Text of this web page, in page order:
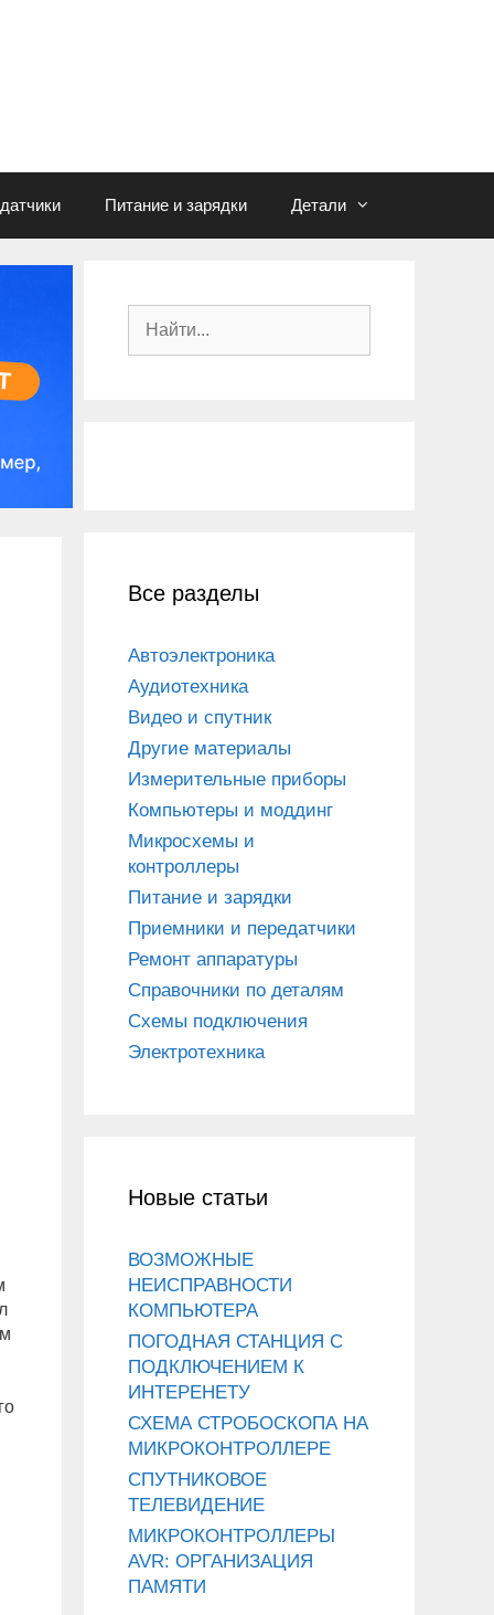
Питание и зарядки Детали
Все разделы
Автоэлектроника
Аудиотехника
Видео и спутник
Другие материалы
Измерительные приборы
Компьютеры и моддинг
Микросхемы и
контроллеры
Питание и зарядки
Приемники и передатчики
Ремонт аппаратуры
Справочники по деталям
Схемы подключения
Электротехника
Новые статьи
ВОЗМОЖНЫЕ
НЕИСПРАВНОСТИ
КОМПЬЮТЕРА
ПОГОДНАЯ СТАНЦИЯ С
ПОДКЛЮЧЕНИЕМ К
ИНТЕРЕНЕТУ
СХЕМА СТРОБОСКОПА НА
МИКРОКОНТРОЛЛЕРЕ
СПУТНИКОВОЕ
ТЕЛЕВИДЕНИЕ
МИКРОКОНТРОЛЛЕРЫ
AVR: ОРГАНИЗАЦИЯ
ПАМЯТИ